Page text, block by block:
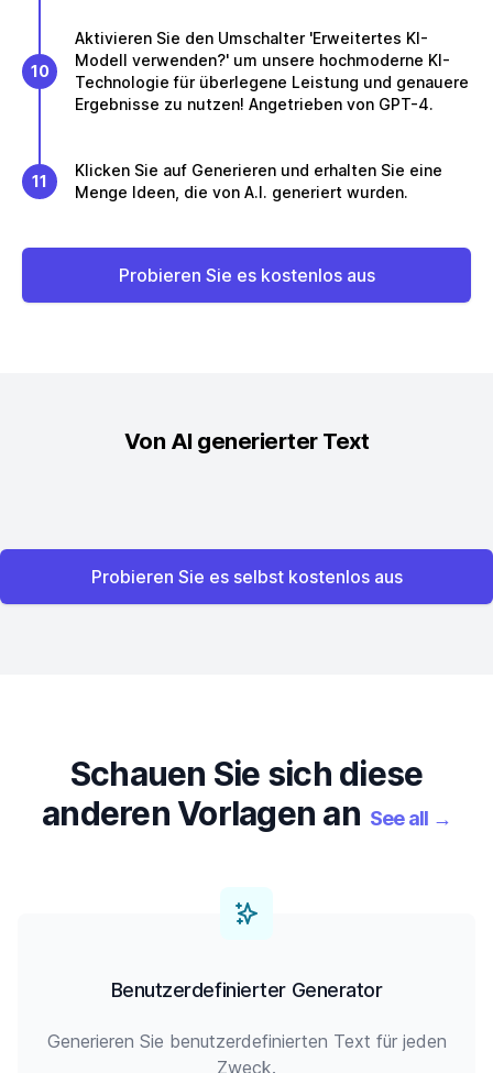
10
Aktivieren Sie den Umschalter 'Erweitertes KI-
Modell verwenden?' um unsere hochmoderne KI-
Technologie für überlegene Leistung und genauere
Ergebnisse zu nutzen! Angetrieben von GPT-4.
11
Klicken Sie auf Generieren und erhalten Sie eine
Menge Ideen, die von A.I. generiert wurden.
Probieren Sie es kostenlos aus
Von AI generierter Text
Probieren Sie es selbst kostenlos aus
Schauen Sie sich diese
anderen Vorlagen an See all →
Benutzerdefinierter Generator
Generieren Sie benutzerdefinierten Text für jeden
Zweck.